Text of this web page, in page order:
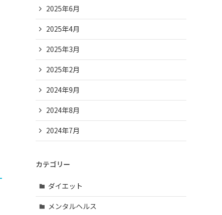
2025年6月
2025年4月
2025年3月
2025年2月
2024年9月
2024年8月
2024年7月
カテゴリー
ダイエット
メンタルヘルス